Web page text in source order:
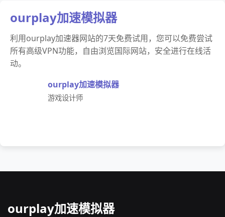
ourplay加速模拟器
利用ourplay加速器网站的7天免费试用，您可以免费尝试
所有高级VPN功能，自由浏览国际网站，安全进行在线活
动。
ourplay加速模拟器
游戏设计师
ourplay加速模拟器